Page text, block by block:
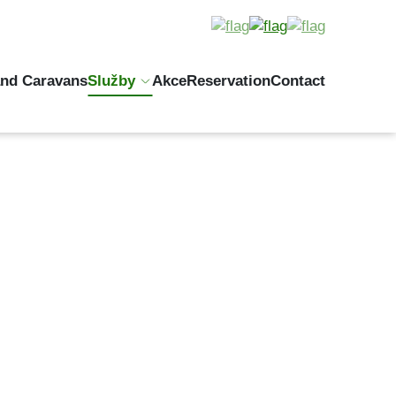
CaravansSlužby AkceReservationContact